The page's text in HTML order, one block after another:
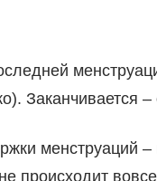
Заканчивается –
менструаций –
происходит вовсе